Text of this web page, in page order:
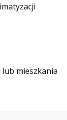
mieszkania